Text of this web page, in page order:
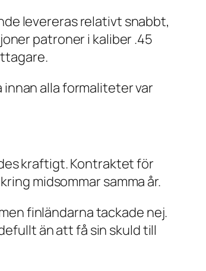
levereras relativt snabbt,
patroner i kaliber .45
alla formaliteter var
kraftigt. Kontraktet för
midsommar samma år.
finländarna tackade nej.
än att få sin skuld till